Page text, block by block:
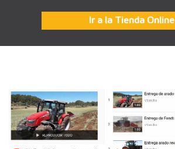
Ir a la Tienda Online